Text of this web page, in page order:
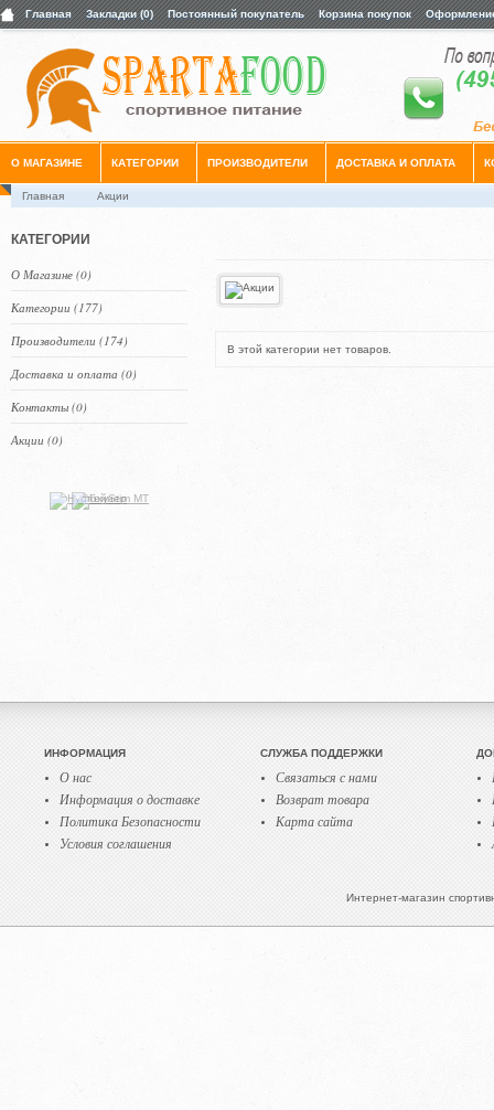
Главная Закладки (0) Постоянный покупатель Корзина покупок
О МАГАЗИНЕ КАТЕГОРИИ ПРОИЗВОДИТЕЛИ ДОСТАВКА И ОПЛАТА
Главная Акции
КАТЕГОРИИ
О Магазине (0)
Категории (177)
Производители (174)
Доставка и оплата (0)
Контакты (0)
Акции (0)
В этой категории нет товаров.
ИНФОРМАЦИЯ
О нас
Информация о доставке
Политика Безопасности
Условия соглашения
СЛУЖБА ПОДДЕРЖКИ
Связаться с нами
Возврат товара
Карта сайта
Интернет-магазин